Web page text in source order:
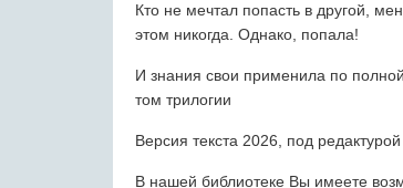
Кто не мечтал попасть в другой,
этом никогда. Однако, попала!
И знания свои применила по
том трилогии
Версия текста 2026, под
В нашей библиотеке Вы имеете